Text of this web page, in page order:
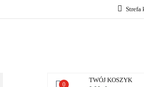
Strefa
0
TWÓJ KOSZYK